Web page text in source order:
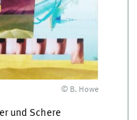
© B. Howe
und Schere